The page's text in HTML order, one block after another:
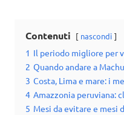
Contenuti nascondi
1 Il periodo migliore per
2 Quando andare a
3 Costa, Lima e mare: i
4 Amazzonia peruviana:
5 Mesi da evitare e mesi